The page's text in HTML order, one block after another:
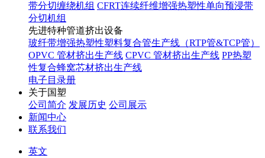
带分切缠绕机组 CFRT连续纤维增强热塑性单向预浸带
分切机组
先进特种管道挤出设备
玻纤带增强热塑性塑料复合管生产线（RTP管&TCP管）
OPVC 管材挤出生产线 CPVC 管材挤出生产线 PP热塑
性复合蜂窝芯材挤出生产线
电子目录册
关于国塑
公司简介 发展历史 公司展示
新闻中心
联系我们
英文